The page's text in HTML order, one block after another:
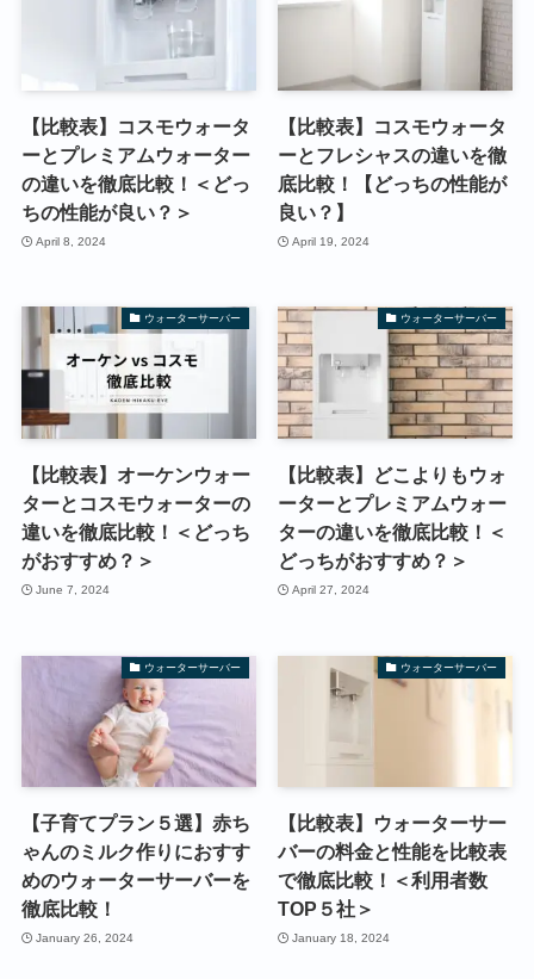
【比較表】コスモウォータ
ーとプレミアムウォーター
の違いを徹底比較！＜どっ
ちの性能が良い？＞
April 8, 2024
【比較表】コスモウォータ
ーとフレシャスの違いを徹
底比較！【どっちの性能が
良い？】
April 19, 2024
ウォーターサーバー
【比較表】オーケンウォー
ターとコスモウォーターの
違いを徹底比較！＜どっち
がおすすめ？＞
June 7, 2024
ウォーターサーバー
【比較表】どこよりもウォ
ーターとプレミアムウォー
ターの違いを徹底比較！＜
どっちがおすすめ？＞
April 27, 2024
ウォーターサーバー
【子育てプラン５選】赤ち
ゃんのミルク作りにおすす
めのウォーターサーバーを
徹底比較！
January 26, 2024
ウォーターサーバー
【比較表】ウォーターサー
バーの料金と性能を比較表
で徹底比較！＜利用者数
TOP５社＞
January 18, 2024